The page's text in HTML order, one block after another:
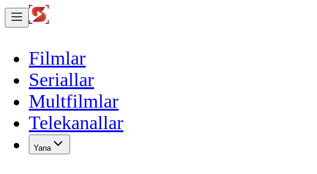
Filmlar
Seriallar
Multfilmlar
Telekanallar
Yana